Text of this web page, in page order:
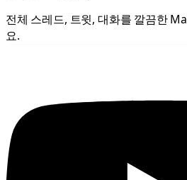
전체 스레드, 트윗, 대화를 깔끔한
요.